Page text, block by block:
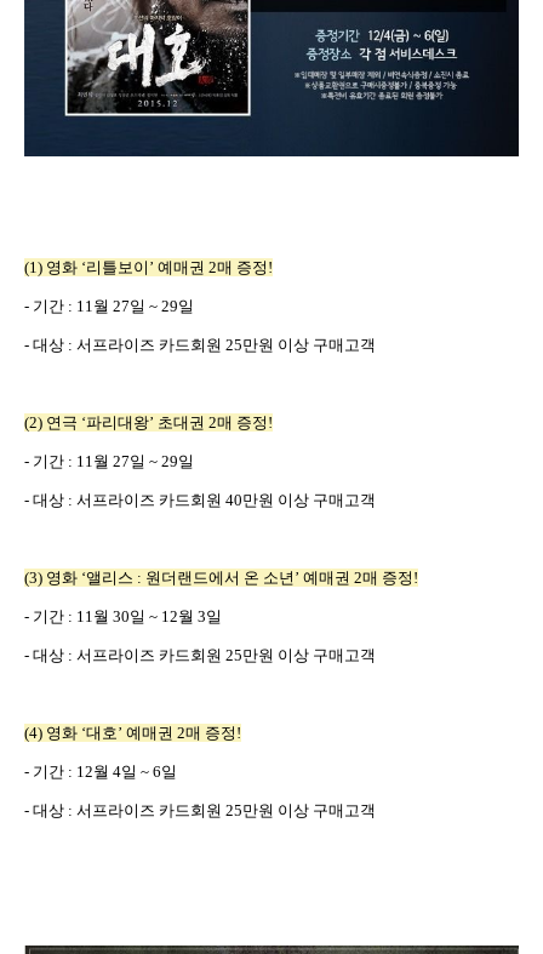
(1) 영화 ‘리틀보이 ’ 예매권 2매 증정 !
- 기간 : 11 월 27일 ~ 29일
- 대상 : 서프라이즈 카드회원 25만원 이상 구매고객
(2) 연극 ‘파리대왕’ 초대권 2매 증정 !
- 기간 : 11 월 27일 ~ 29일
- 대상 : 서프라이즈 카드회원 40만원 이상 구매고객
(3) 영화 ‘앨리스 : 원더랜드에서 온 소년 ’ 예매권 2매 증정 !
- 기간 : 11 월 30일 ~ 12월 3일
- 대상 : 서프라이즈 카드회원 25만원 이상 구매고객
(4) 영화 ‘대호’ 예매권 2매 증정 !
- 기간 : 12월 4일 ~ 6일
- 대상 : 서프라이즈 카드회원 25만원 이상 구매고객